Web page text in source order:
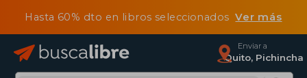
Hasta 60% dto en libros seleccionadosVer más
Enviar a
Quito, Pichincha